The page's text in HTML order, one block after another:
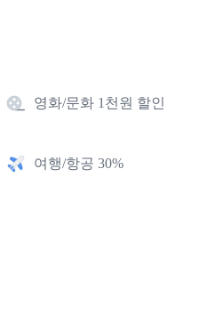
영화/문화 1천원 할인
여행/항공 30%